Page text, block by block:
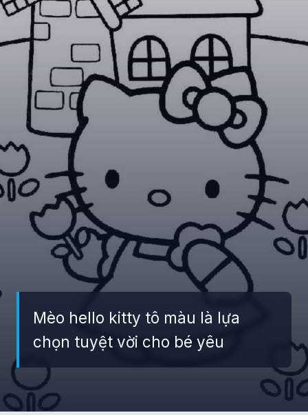
Mèo hello kitty tô màu là lựa
chọn tuyệt vời cho bé yêu